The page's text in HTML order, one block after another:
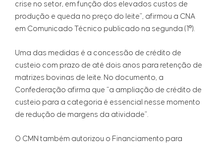
crise no setor, em função dos elevados custos de
produção e queda no preço do leite”, afirmou a CNA
em Comunicado Técnico publicado na segunda (1º).
Uma das medidas é a concessão de crédito de
custeio com prazo de até dois anos para retenção de
matrizes bovinas de leite. No documento, a
Confederação afirma que “a ampliação de crédito de
custeio para a categoria é essencial nesse momento
de redução de margens da atividade”.
O CMN também autorizou o Financiamento para